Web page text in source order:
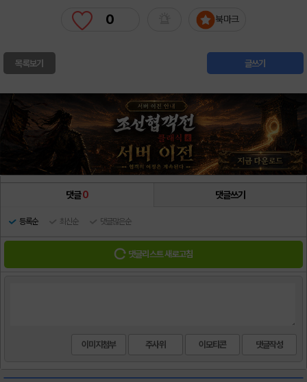
0 북마크
목록보기 글쓰기
댓글0 댓글쓰기
등록순 최신순 댓글많은순
댓글리스트 새로고침
이미지첨부 주사위 이모티콘